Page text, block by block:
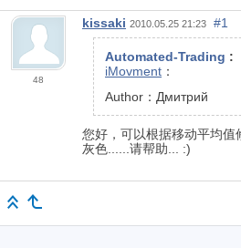
48
kissaki 2010.05.25 21:23 #1
Automated-Trading :
iMovment ：
Author：Дмитрий
您好，可以根据移动平均
灰色......请帮助... :)